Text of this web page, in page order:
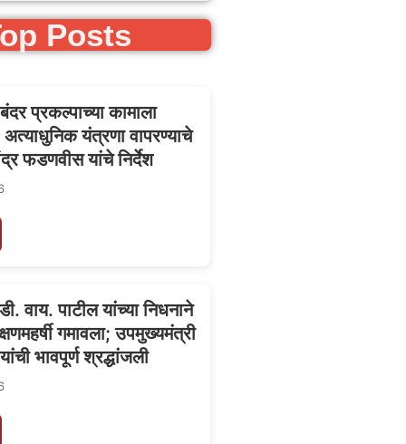
Posts
प्रकल्पाच्या कामाला
अत्याधुनिक यंत्रणा वापरण्याचे
फडणवीस यांचे निर्देश
वाय. पाटील यांच्या निधनाने
गमावला; उपमुख्यमंत्री
भावपूर्ण श्रद्धांजली